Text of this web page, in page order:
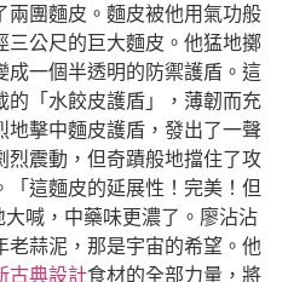
兩團麵皮。麵皮被他用氣功般
三公尺的巨大麵皮。他猛地擲
成一個半透明的防禦護盾。這
「水餃皮護盾」，薄韌而充
擊中麵皮護盾，發出了一聲
震動，但奇蹟般地擋住了攻
這麵皮的延展性！完美！但
喊，中藥味更濃了。廖沾沾
蒜泥，那是宇宙的希望。他
古典設計食材的全部力量，將